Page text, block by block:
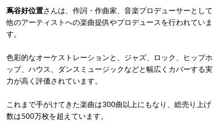
蔦谷好位置さんは、作詞・作曲家、音楽プロデューサーとして
他のアーティストへの楽曲提供やプロデュースを行われていま
す。
色彩的なオーケストレーションと、ジャズ、ロック、ヒップホ
ップ、ハウス、ダンスミュージックなどと幅広くカバーする実
力が高く評価されています。
これまで手がけてきた楽曲は300曲以上にもなり、総売り上げ
数は500万枚を超えています。